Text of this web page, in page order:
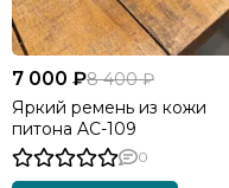
7 000 ₽8 400 ₽
Яркий ремень из кожи
питона AC-109
0